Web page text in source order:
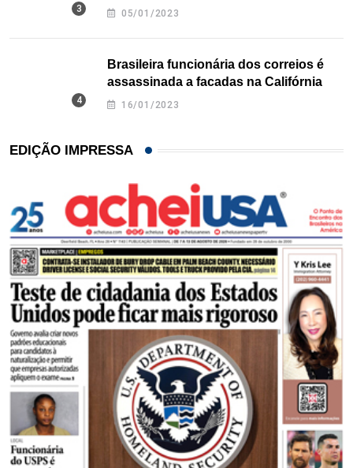
Texas
05/01/2023
Brasileira funcionária dos correios é
assassinada a facadas na Califórnia
16/01/2023
EDIÇÃO IMPRESSA